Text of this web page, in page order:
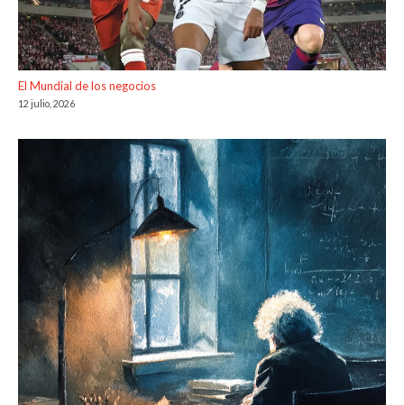
El Mundial de los negocios
12 julio, 2026